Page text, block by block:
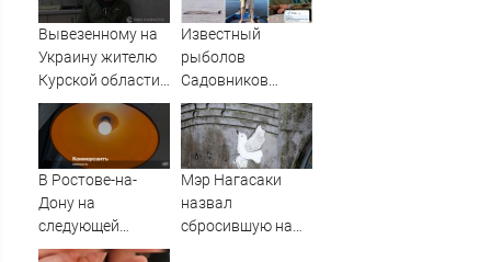
Вывезенному на
Украину жителю
Курской области
отказывали в
медпомощи
Известный
рыболов
Садовников
пропал на Волге
во время шторма
В Ростове-на-
Дону на
следующей
неделе
Мэр Нагасаки
назвал
сбросившую на